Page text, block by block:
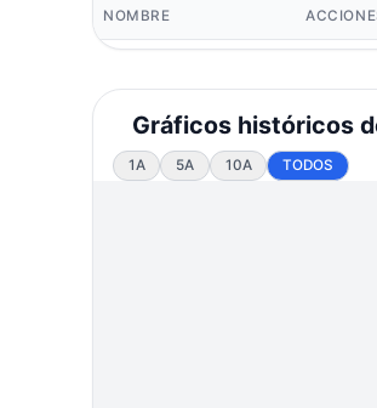
NOMBRE
Gráficos históricos
1A 5A 10A TODOS